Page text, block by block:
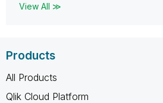
View All ≫
Products
All Products
Qlik Cloud Platform